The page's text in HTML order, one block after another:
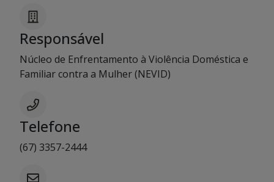
Responsável
Núcleo de Enfrentamento à Violência Doméstica e
Familiar contra a Mulher (NEVID)
Telefone
(67) 3357-2444